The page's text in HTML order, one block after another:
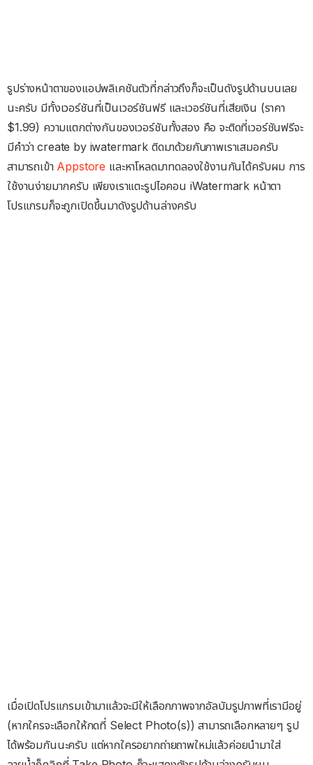
รูปร่างหน้าตาของแอปพลิเคชันตัวที่กล่าวถึงก็จะเป็นดังรูปด้านบนเลย
นะครับ มีทั้งเวอร์ชันที่เป็นเวอร์ชันฟรี และเวอร์ชันที่เสียเงิน (ราคา
$1.99) ความแตกต่างกันของเวอร์ชันทั้งสอง คือ จะติดที่เวอร์ชันฟรีจะ
มีคำว่า create by iwatermark ติดมาด้วยกับภาพเราเสมอครับ
สามารถเข้า Appstore และหาโหลดมาทดลองใช้งานกันได้ครับผม การ
ใช้งานง่ายมากครับ เพียงเราแตะรูปไอคอน iWatermark หน้าตา
โปรแกรมก็จะถูกเปิดขึ้นมาดังรูปด้านล่างครับ
เมื่อเปิดโปรแกรมเข้ามาแล้วจะมีให้เลือกภาพจากอัลบัมรูปภาพที่เรามีอยู่
(หากใครจะเลือกให้กดที่ Select Photo(s)) สามารถเลือกหลายๆ รูป
ได้พร้อมกันนะครับ แต่หากใครอยากถ่ายถาพใหม่แล้วค่อยนำมาใส่